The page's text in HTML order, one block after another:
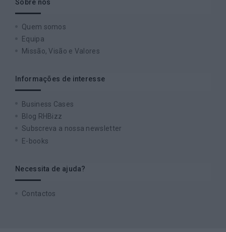
Sobre nós
Quem somos
Equipa
Missão, Visão e Valores
Informações de interesse
Business Cases
Blog RHBizz
Subscreva a nossa newsletter
E-books
Necessita de ajuda?
Contactos